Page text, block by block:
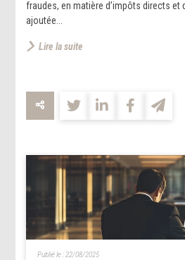
fraudes, en matière d’impôts directs et
ajoutée...
Lire la suite
Publié le : 22/08/2025